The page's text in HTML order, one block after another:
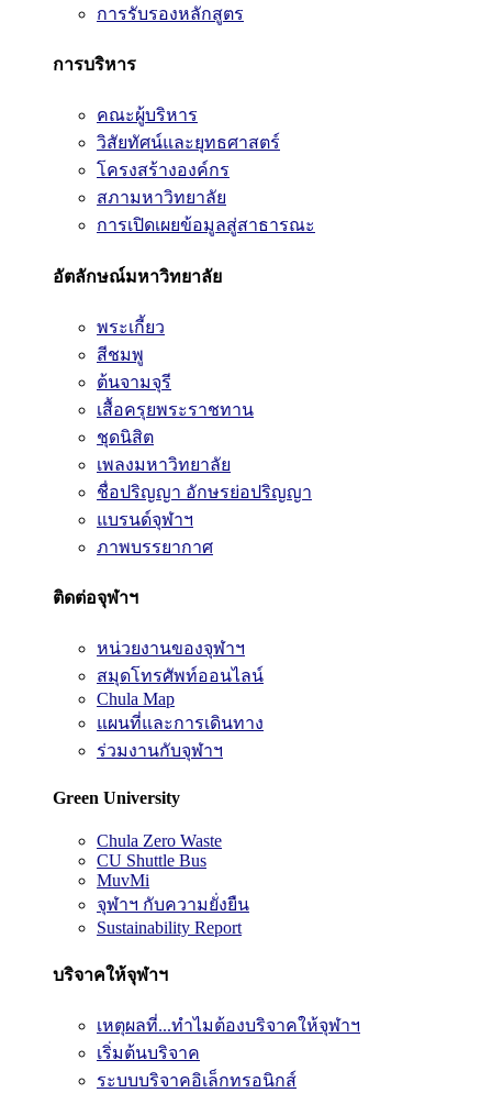
การรับรองหลักสูตร
การบริหาร
คณะผู้บริหาร
วิสัยทัศน์และยุทธศาสตร์
โครงสร้างองค์กร
สภามหาวิทยาลัย
การเปิดเผยข้อมูลสู่สาธารณะ
อัตลักษณ์มหาวิทยาลัย
พระเกี้ยว
สีชมพู
ต้นจามจุรี
เสื้อครุยพระราชทาน
ชุดนิสิต
เพลงมหาวิทยาลัย
ชื่อปริญญา อักษรย่อปริญญา
แบรนด์จุฬาฯ
ภาพบรรยากาศ
ติดต่อจุฬาฯ
หน่วยงานของจุฬาฯ
สมุดโทรศัพท์ออนไลน์
Chula Map
แผนที่และการเดินทาง
ร่วมงานกับจุฬาฯ
Green University
Chula Zero Waste
CU Shuttle Bus
MuvMi
จุฬาฯ กับความยั่งยืน
Sustainability Report
บริจาคให้จุฬาฯ
เหตุผลที่...ทำไมต้องบริจาคให้จุฬาฯ
เริ่มต้นบริจาค
ระบบบริจาคอิเล็กทรอนิกส์